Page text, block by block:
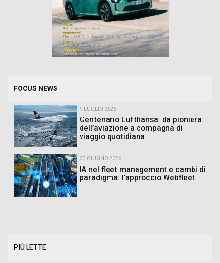
FOCUS NEWS
9 LUGLIO 2026
Centenario Lufthansa: da pioniera
dell’aviazione a compagna di
viaggio quotidiana
30 GIUGNO 2026
IA nel fleet management e cambi di
paradigma: l’approccio Webfleet
PIÙ LETTE